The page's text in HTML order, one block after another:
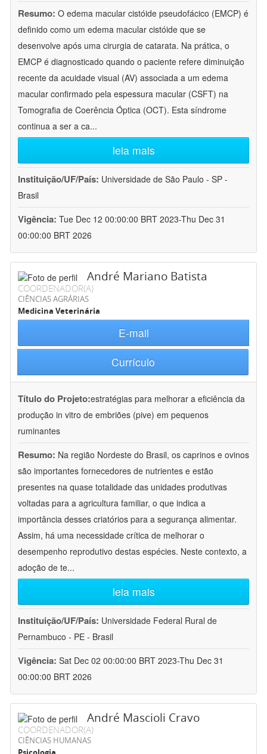
Resumo: O edema macular cistóide pseudofácico (EMCP) é
definido como um edema macular cistóide que se
desenvolve após uma cirurgia de catarata. Na prática, o
EMCP é diagnosticado quando o paciente refere diminuição
recente da acuidade visual (AV) associada a um edema
macular confirmado pela espessura macular (CSFT) na
Tomografia de Coerência Óptica (OCT). Esta síndrome
continua a ser a ca...
leia mais
Instituição/UF/País: Universidade de São Paulo - SP -
Brasil
Vigência: Tue Dec 12 00:00:00 BRT 2023-Thu Dec 31
00:00:00 BRT 2026
André Mariano Batista
COORDENADOR(A)
CIÊNCIAS AGRÁRIAS
Medicina Veterinária
E-mail
Currículo
Título do Projeto:estratégias para melhorar a eficiência da
produção in vitro de embriões (pive) em pequenos
ruminantes
Resumo: Na região Nordeste do Brasil, os caprinos e ovinos
são importantes fornecedores de nutrientes e estão
presentes na quase totalidade das unidades produtivas
voltadas para a agricultura familiar, o que indica a
importância desses criatórios para a segurança alimentar.
Assim, há uma necessidade crítica de melhorar o
desempenho reprodutivo destas espécies. Neste contexto, a
adoção de te...
leia mais
Instituição/UF/País: Universidade Federal Rural de
Pernambuco - PE - Brasil
Vigência: Sat Dec 02 00:00:00 BRT 2023-Thu Dec 31
00:00:00 BRT 2026
André Mascioli Cravo
COORDENADOR(A)
CIÊNCIAS HUMANAS